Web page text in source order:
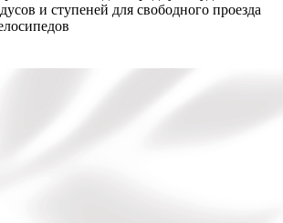
и ступеней для свободного проезда